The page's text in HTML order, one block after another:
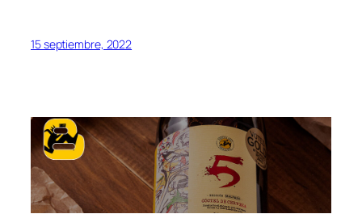
15 septiembre, 2022